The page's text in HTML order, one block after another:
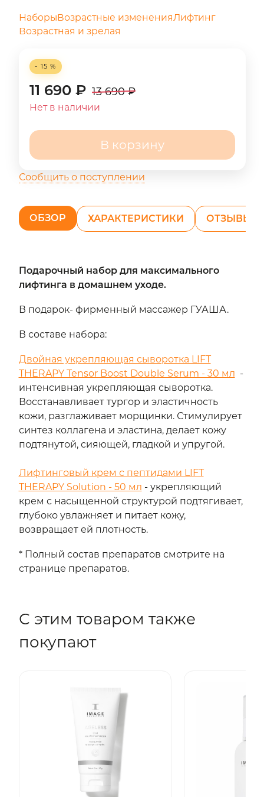
НаборыВозрастные измененияЛифтинг
Возрастная и зрелая
- 15 %
11 690 ₽ 13 690 ₽
Нет в наличии
В корзину
Сообщить о поступлении
ОБЗОР ХАРАКТЕРИСТИКИ ОТЗЫВЫ
Подарочный набор для максимального
лифтинга в домашнем уходе.
В подарок- фирменный массажер ГУАША.
В составе набора:
Двойная укрепляющая сыворотка LIFT
THERAPY Tensor Boost Double Serum - 30 мл -
интенсивная укрепляющая сыворотка.
Восстанавливает тургор и эластичность
кожи, разглаживает морщинки. Стимулирует
синтез коллагена и эластина, делает кожу
подтянутой, сияющей, гладкой и упругой.
Лифтинговый крем с пептидами LIFT
THERAPY Solution - 50 мл - укрепляющий
крем с насыщенной структурой подтягивает,
глубоко увлажняет и питает кожу,
возвращает ей плотность.
* Полный состав препаратов смотрите на
странице препаратов.
С этим товаром также
покупают